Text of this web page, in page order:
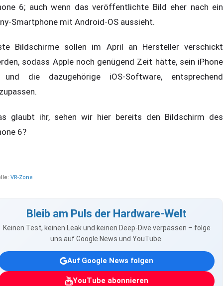
6; auch wenn das veröffentlichte Bild eher nach ein
Smartphone mit Android-OS aussieht.
Bildschirme sollen im April an Hersteller verschickt
sodass Apple noch genügend Zeit hätte, sein iPhone
die dazugehörige iOS-Software, entsprechend
glaubt ihr, sehen wir hier bereits den Bildschirm des
6?
VR-Zone
Bleib am Puls der Hardware-Welt
Keinen Test, keinen Leak und keinen Deep-Dive verpassen – folge
uns auf Google News und YouTube.
Auf Google News folgen
YouTube abonnieren